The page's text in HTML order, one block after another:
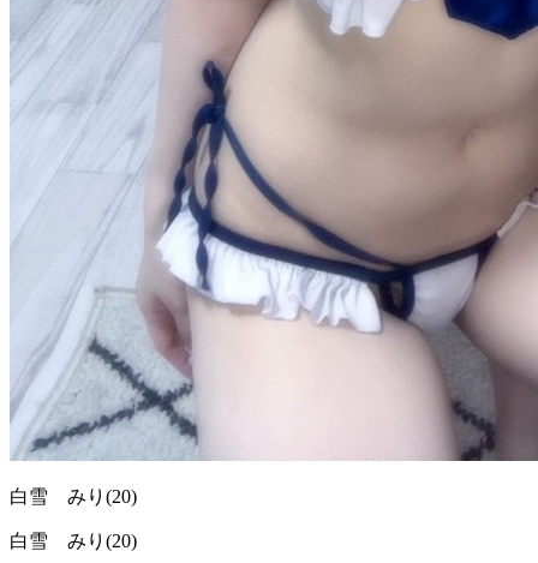
白雪 みり (20)
白雪 みり(20)